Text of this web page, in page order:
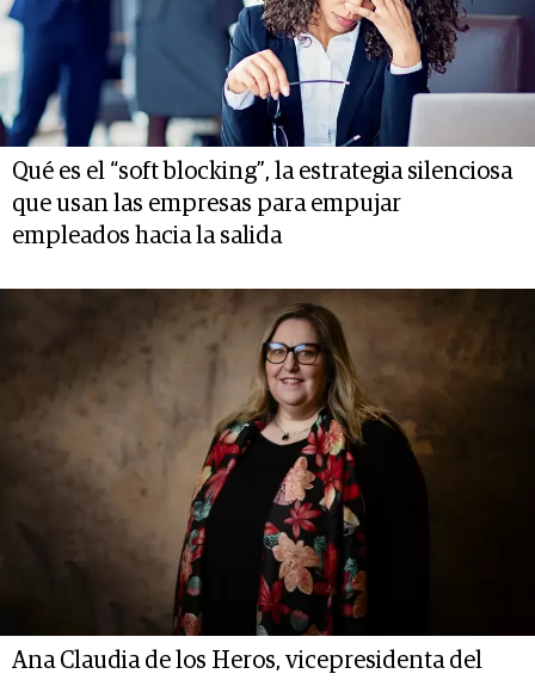
Qué es el “soft blocking”, la estrategia silenciosa
que usan las empresas para empujar
empleados hacia la salida
Ana Claudia de los Heros, vicepresidenta del